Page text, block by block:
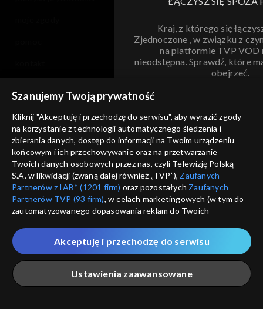
Kraj, z którego się
Zjednoczone , w związku z
na platformie TVP VOD
nieodstępna. Sprawdź, które
obejrzeć.
ANULUJ
informacje o dostawcy usług
Szanujemy Twoją prywatność
Kliknij "Akceptuję i przechodzę do serwisu", aby wyrazić zgody
na korzystanie z technologii automatycznego śledzenia i
zbierania danych, dostęp do informacji na Twoim urządzeniu
końcowym i ich przechowywanie oraz na przetwarzanie
Twoich danych osobowych przez nas, czyli Telewizję Polską
S.A. w likwidacji (zwaną dalej również „TVP”), Zaufanych
Partnerów z IAB* (1201 firm) oraz pozostałych Zaufanych
Partnerów TVP (93 firm), w celach marketingowych (w tym do
zautomatyzowanego dopasowania reklam do Twoich
które wskazujemy poniżej, a także zgody na udostępnianie
przez nas identyfikatora PPID do Google.
Twoje dane osobowe zbierane podczas odwiedzania przez
Ciebie naszych
poszczególnych serwisówzwanych dalej
„Portalem”, w tym informacje zapisywane za pomocą
Ustawienia zaawansowane
Akceptuję i przechodzę do serwisu